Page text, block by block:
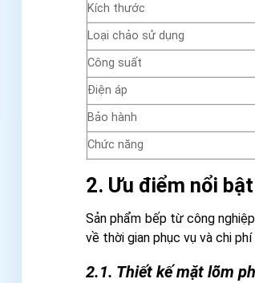
Kích thước
Loại chảo sử dụng
Công suất
Điện áp
Bảo hành
Chức năng
2. Ưu điểm nổi
Sản phẩm bếp từ công
về thời gian phục vụ và chi
2.1. Thiết kế mặt lõm